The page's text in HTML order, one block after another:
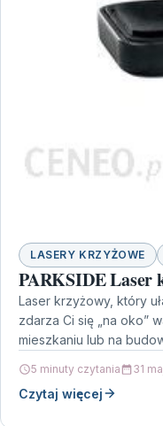
LASERY KRZYŻOWE
PARKSIDE Laser
Laser krzyżowy, który
zdarza Ci się „na oko”
mieszkaniu lub na
5 minuty czytania 31
Czytaj więcej